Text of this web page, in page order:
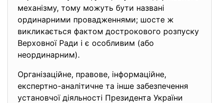
механізму, тому можуть бути названі
ординарними провадженнями; шосте ж
викликається фактом дострокового розпуску
Верховної Ради і є особливим (або
неординарним).
Організаційне, правове, інформаційне,
експертно-аналітичне та інше забезпечення
установчої діяльності Президента України